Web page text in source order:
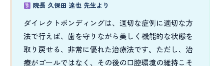
院長 久保田 達也 先生より
ダイレクトボンディングは、適切な症例に適切な方
法で行えば、歯を守りながら美しく機能的な状態を
取り戻せる、非常に優れた治療法です。ただし、治
療がゴールではなく、その後の口腔環境の維持こそ